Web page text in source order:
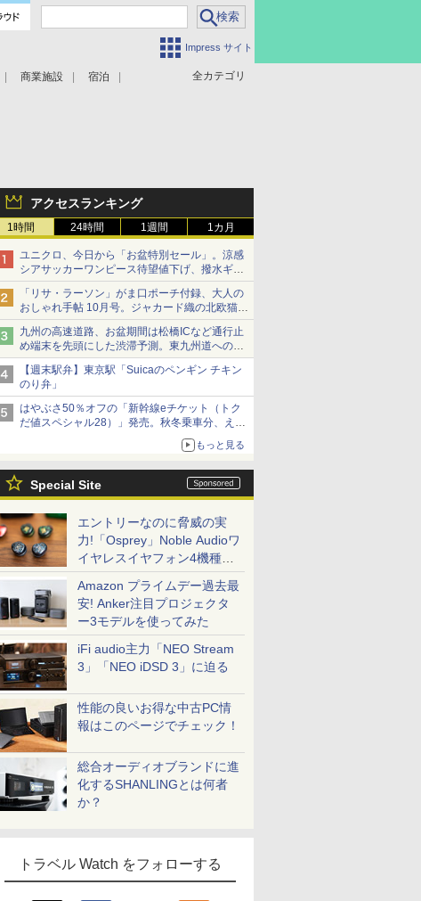
Impress サイト
全カテゴリ
商業施設 宿泊
アクセスランキング
1時間 24時間 1週間 1カ月
ユニクロ、今日から「お盆特別セール」。涼感
シアサッカーワンピース待望値下げ、撥水ギア
ショーツは1990円に
「リサ・ラーソン」がま口ポーチ付録、大人の
おしゃれ手帖 10月号。ジャカード織の北欧猫デ
ザイン
九州の高速道路、お盆期間は松橋ICなど通行止
め端末を先頭にした渋滞予測。東九州道への迂
回は料金調整を実施
【週末駅弁】東京駅「Suicaのペンギン チキン
のり弁」
はやぶさ50％オフの「新幹線eチケット（トク
だ値スペシャル28）」発売。秋冬乗車分、えき
もっと見る
Special Site
エントリーなのに脅威の実
力!「Osprey」Noble Audioワ
イヤレスイヤフォン4機種を
一気に聴く
Amazon プライムデー過去最
安! Anker注目プロジェクタ
ー3モデルを使ってみた
iFi audio主力「NEO Stream
3」「NEO iDSD 3」に迫る
性能の良いお得な中古PC情
報はこのページでチェック！
総合オーディオブランドに進
化するSHANLINGとは何者
か？
トラベル Watch をフォローする